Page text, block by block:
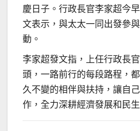
慶日子。行政長官李家超今
文表示，與太太一同出發參
動。
李家超發文指，上任行政長
頭，一路前行的每段路程，
久不變的相伴與扶持，讓自
作，全力深耕經濟發展和民生